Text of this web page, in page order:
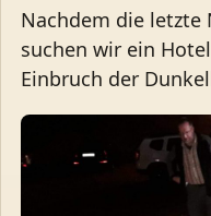
Nachdem die letzte
suchen wir ein
Einbruch der